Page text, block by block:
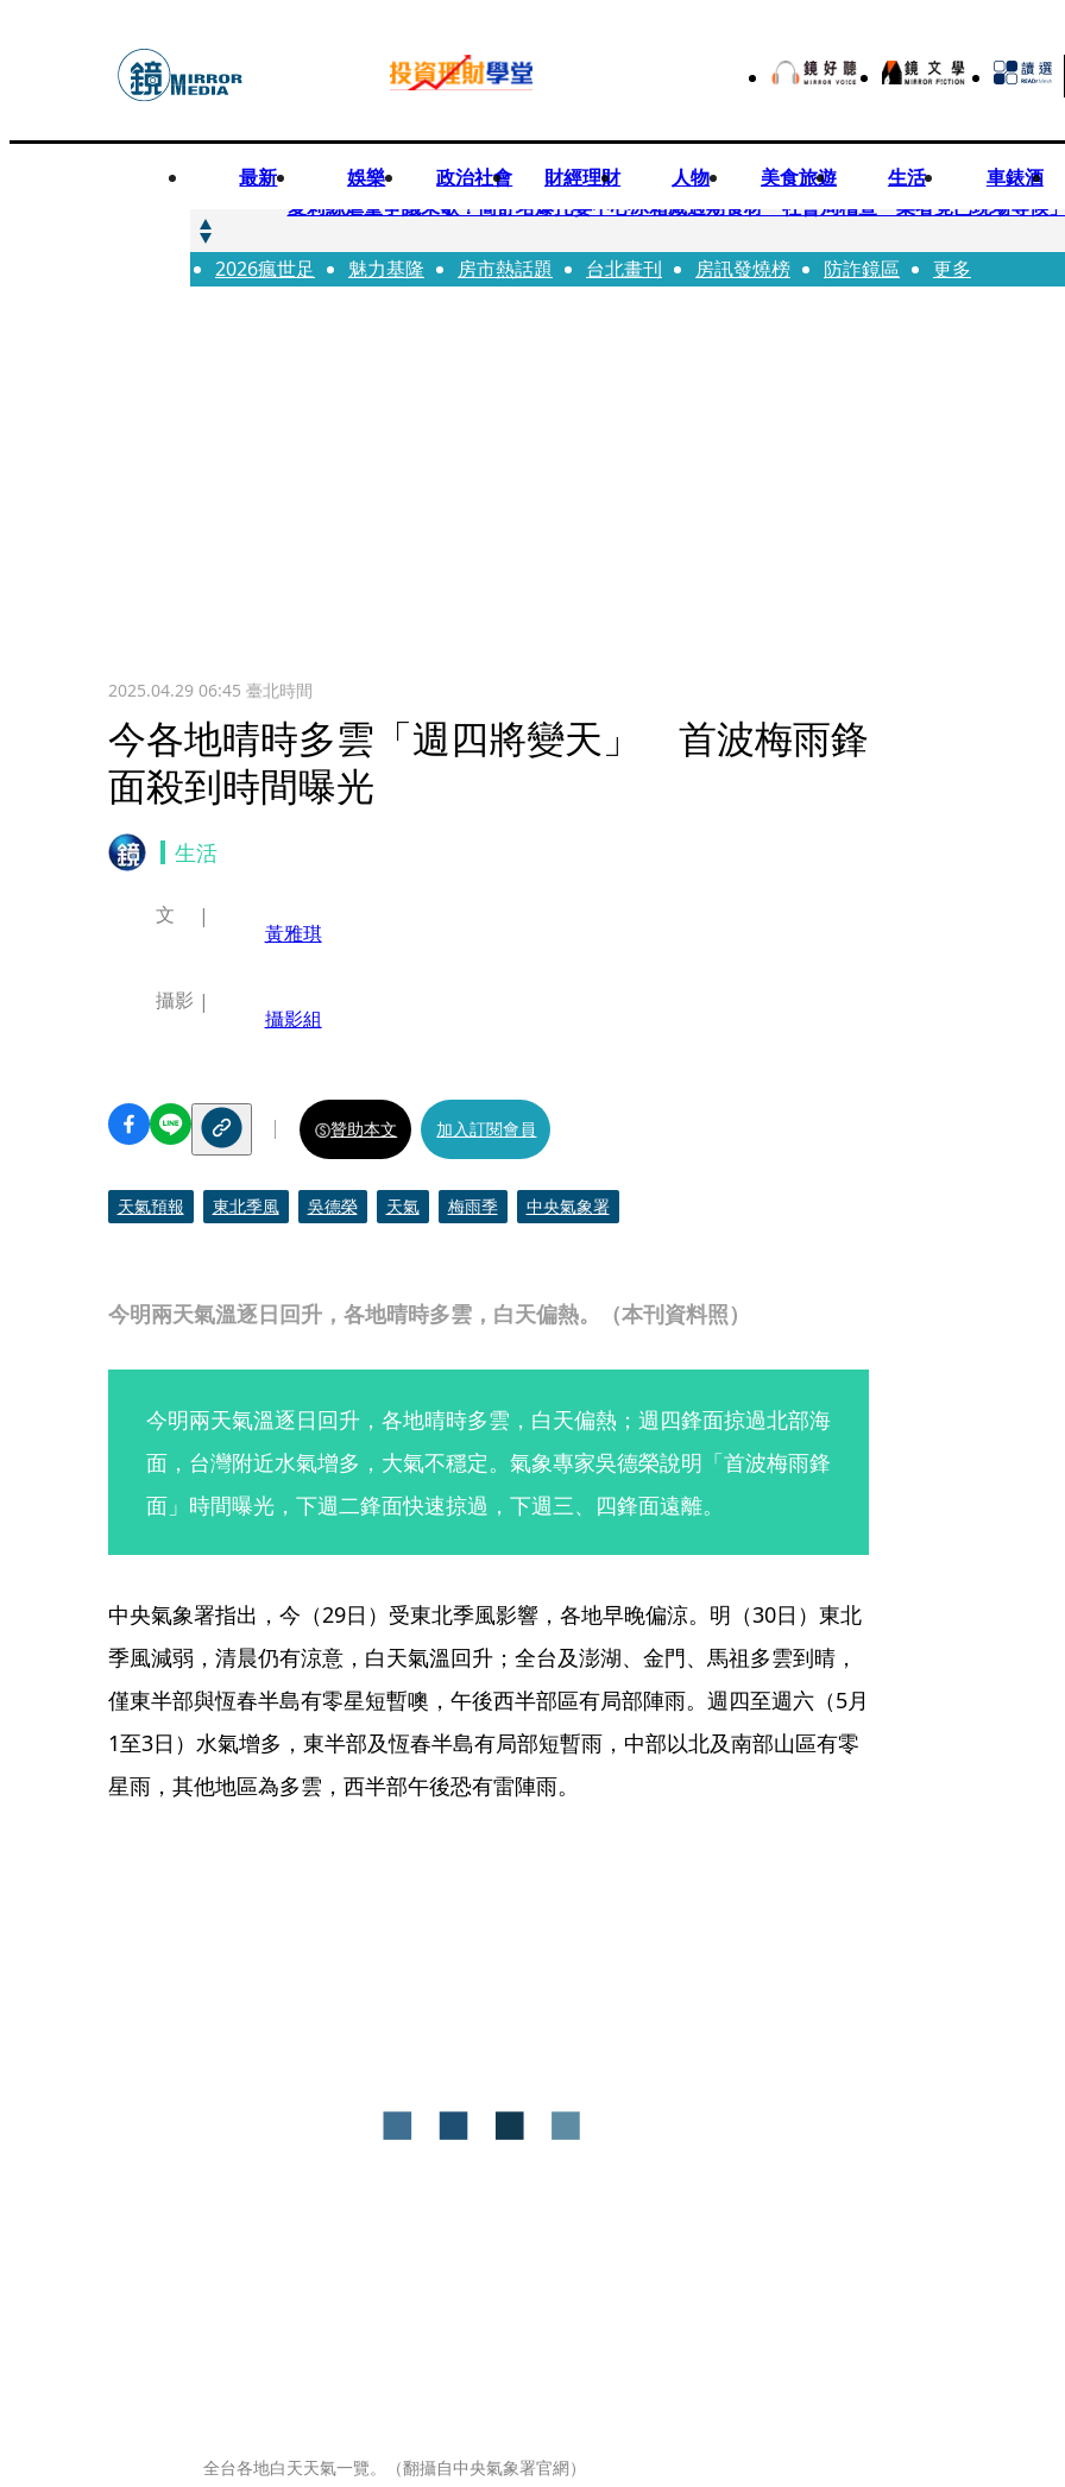
最新 娛樂 政治社會 財經理財 人物 美食旅遊 生活 車錶酒
快訊
夏莉絲虐童爭議未歇！簡舒培爆托嬰中心冰箱藏過期食材 社會局稽查「業者竟已現場等候
快訊
疊單計時算法現歧異 外送工會開戰Uber Eats
2026瘋世足 魅力基隆 房市熱話題 台北畫刊 房訊發燒榜 防詐鏡區 更多
2025.04.29 06:45 臺北時間
今各地晴時多雲「週四將變天」 首波梅雨鋒
面殺到時間曝光
生活
今明兩天氣溫逐日回升，各地晴時多雲，白天偏熱。（本刊資料照）
文
黃雅琪
攝影
攝影組
贊助本文 加入訂閱會員
天氣預報 東北季風 吳德榮 天氣 梅雨季 中央氣象署
今明兩天氣溫逐日回升，各地晴時多雲，白天偏熱；週四鋒面掠過北部海
面，台灣附近水氣增多，大氣不穩定。氣象專家吳德榮說明「首波梅雨鋒
面」時間曝光，下週二鋒面快速掠過，下週三、四鋒面遠離。
中央氣象署指出，今（29日）受東北季風影響，各地早晚偏涼。明（30日）東北
季風減弱，清晨仍有涼意，白天氣溫回升；全台及澎湖、金門、馬祖多雲到晴，
僅東半部與恆春半島有零星短暫噢，午後西半部區有局部陣雨。週四至週六（5月
1至3日）水氣增多，東半部及恆春半島有局部短暫雨，中部以北及南部山區有零
星雨，其他地區為多雲，西半部午後恐有雷陣雨。
全台各地白天天氣一覽。（翻攝自中央氣象署官網）